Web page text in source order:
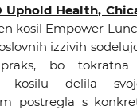
Uphold Health,
kosil Empower
izzivih
bo
kosilu delila
postregla s